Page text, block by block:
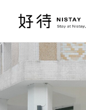
ROOMS 房間
RESERVE 訂房
SERVICE 行程